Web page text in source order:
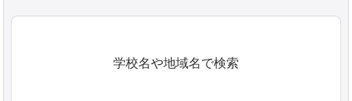
学校名や地域名で検索